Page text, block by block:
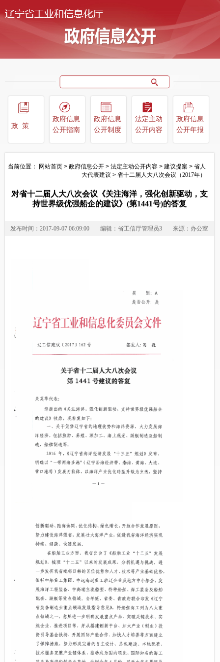
政策
政府信息
公开指南
政府信息
公开制度
法定主动
公开内容
政府信息
公开年报
当前位置： 网站首页> 政府信息公开> 法定主动公开内容> 建议提案 > 省人
大代表建议 > 省十二届人大八次会议（2017年）
对省十二届人大八次会议《关注海洋，强化创新驱动，支
持世界级优强船企的建议》(第1441号)的答复
发布时间：2017-09-07 06:09:00 编辑：省工信厅管理员3 来源：办公室